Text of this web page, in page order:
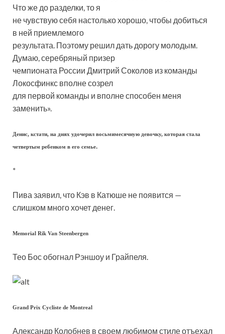
Что же до разделки, то я
не чувствую себя настолько хорошо, чтобы добиться
в ней приемлемого
результата. Поэтому решил дать дорогу молодым.
Думаю, серебряный призер
чемпионата России Дмитрий Соколов из команды
Локосфинкс вполне созрел
для первой команды и вполне способен меня
заменить».
Денис, кстати, на днях удочерил восьмимесячную девочку, которая стала
четвертым ребенком в его семье.
*
Пива заявил, что Кэв в Катюше не появится —
слишком много хочет денег.
Memorial Rik Van Steenbergen
Тео Бос обогнал Рэншоу и Грайпеля.
Grand Prix Cycliste de Montreal
Александр Колобнев в своем любимом стиле отъехал